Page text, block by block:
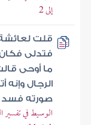
إلى 2
قلت
فتدلى
ما أوحى
الرجال
صورته فسد
الوسيط في تفسير